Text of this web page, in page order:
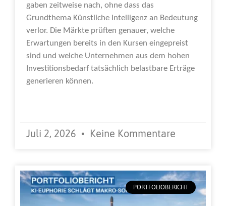
gaben zeitweise nach, ohne dass das
Grundthema Künstliche Intelligenz an Bedeutung
verlor. Die Märkte prüften genauer, welche
Erwartungen bereits in den Kursen eingepreist
sind und welche Unternehmen aus dem hohen
Investitionsbedarf tatsächlich belastbare Erträge
generieren können.
Juli 2, 2026 Keine Kommentare
PORTFOLIOBERICHT